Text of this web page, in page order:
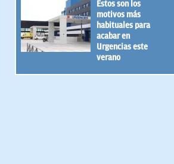
Estos son los
motivos más
habituales para
acabar en
Urgencias este
verano